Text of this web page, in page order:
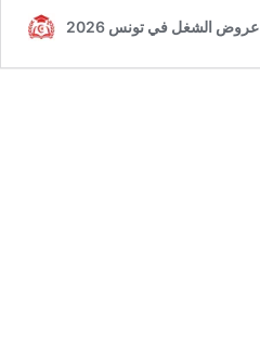
عروض الشغل في تونس 2026